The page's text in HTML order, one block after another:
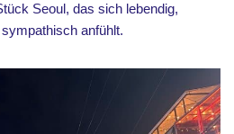
Seoul, das sich lebendig,
anfühlt.